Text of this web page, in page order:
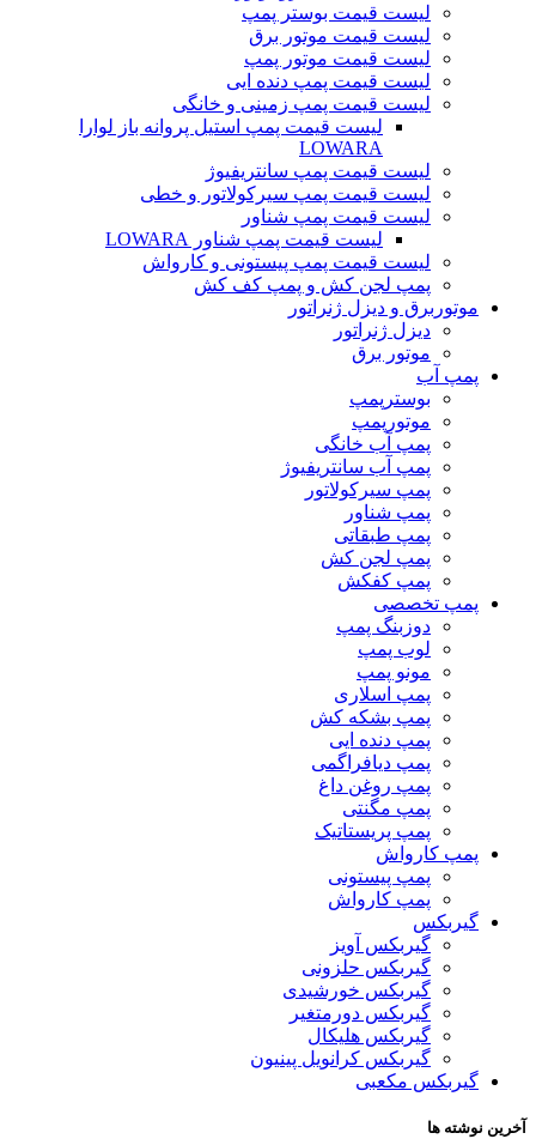
لیست قیمت بوستر پمپ
لیست قیمت موتور برق
لیست قیمت موتور پمپ
لیست قیمت پمپ دنده ایی
لیست قیمت پمپ زمینی و خانگی
ليست قيمت پمپ استيل پروانه باز لوارا
LOWARA
لیست قیمت پمپ سانتریفیوژ
لیست قیمت پمپ سیرکولاتور و خطی
لیست قیمت پمپ شناور
لیست قیمت پمپ شناور LOWARA
لیست قیمت پمپ پیستونی و کارواش
پمپ لجن کش و پمپ کف کش
موتوربرق و دیزل ژنراتور
دیزل ژنراتور
موتور برق
پمپ آب
بوسترپمپ
موتورپمپ
پمپ آب خانگی
پمپ آب سانتریفیوژ
پمپ سیرکولاتور
پمپ شناور
پمپ طبقاتی
پمپ لجن کش
پمپ کفکش
پمپ تخصصی
دوزبنگ پمپ
لوب پمپ
مونو پمپ
پمپ اسلاری
پمپ بشکه کش
پمپ دنده ایی
پمپ دیافراگمی
پمپ روغن داغ
پمپ مگنتی
پمپ پریستاتیک
پمپ کارواش
پمپ پیستونی
پمپ کارواش
گیربکس
گیربکس آویز
گیربکس حلزونی
گیربکس خورشیدی
گیربکس دورمتغیر
گیربکس هلیکال
گیربکس کرانویل پینیون
گیربکس مکعبی
آخرین نوشته ها